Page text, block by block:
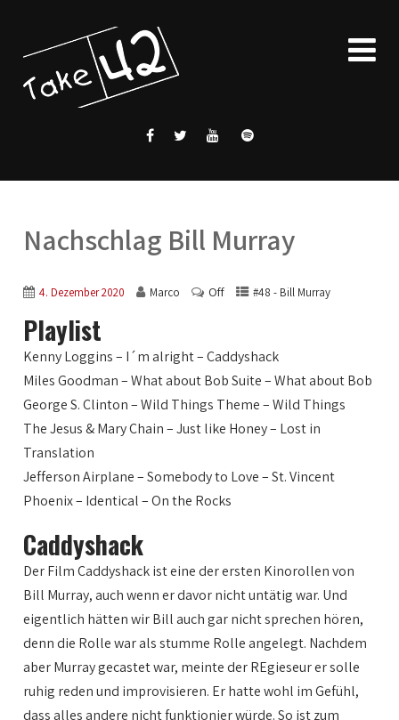
Nachschlag Bill Murray
4. Dezember 2020 Marco Off #48 - Bill Murray
Playlist
Kenny Loggins – I´m alright – Caddyshack
Miles Goodman – What about Bob Suite – What about Bob
George S. Clinton – Wild Things Theme – Wild Things
The Jesus & Mary Chain – Just like Honey – Lost in
Translation
Jefferson Airplane – Somebody to Love – St. Vincent
Phoenix – Identical – On the Rocks
Caddyshack
Der Film Caddyshack ist eine der ersten Kinorollen von
Bill Murray, auch wenn er davor nicht untätig war. Und
eigentlich hätten wir Bill auch gar nicht sprechen hören,
denn die Rolle war als stumme Rolle angelegt. Nachdem
aber Murray gecastet war, meinte der REgieseur er solle
ruhig reden und improvisieren. Er hatte wohl im Gefühl,
dass alles andere nicht funktionier würde. So ist zum